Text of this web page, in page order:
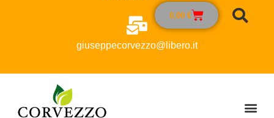
giuseppecorvezzo@libero.it
0,00 €